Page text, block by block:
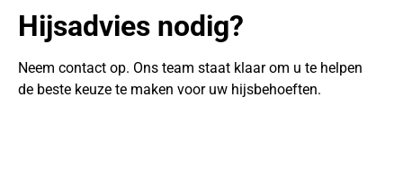
Hijsadvies nodig?
Neem contact op. Ons team staat klaar om u te helpen
de beste keuze te maken voor uw hijsbehoeften.